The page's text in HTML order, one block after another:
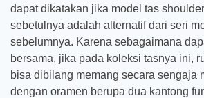
dapat dikatakan jika model tas
sebetulnya adalah alternatif dari seri
sebelumnya. Karena sebagaimana
bersama, jika pada koleksi tasnya ini,
bisa dibilang memang secara sengaja
dengan oramen berupa dua kantong